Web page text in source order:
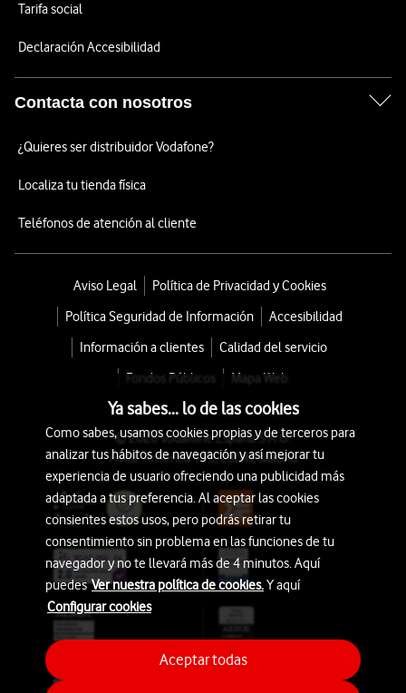
Tarifa social
Declaración Accesibilidad
Contacta con nosotros
¿Quieres ser distribuidor Vodafone?
Localiza tu tienda física
Teléfonos de atención al cliente
Aviso Legal
Política de Privacidad y Cookies
Política Seguridad de Información
Accesibilidad
Información a clientes
Calidad del servicio
Fondos Públicos
Mapa Web
© 2026 Vodafone España S.A.U.
Avda. América 115, 28042 Madrid
Ya sabes... lo de las cookies
Como sabes, usamos cookies propias y de terceros para
analizar tus hábitos de navegación y así mejorar tu
experiencia de usuario ofreciendo una publicidad más
adaptada a tus preferencia. Al aceptar las cookies
consientes estos usos, pero podrás retirar tu
consentimiento sin problema en las funciones de tu
navegador y no te llevará más de 4 minutos. Aquí
puedesVer nuestra política de cookies.Y aquí
Configurar cookies
Aceptar todas